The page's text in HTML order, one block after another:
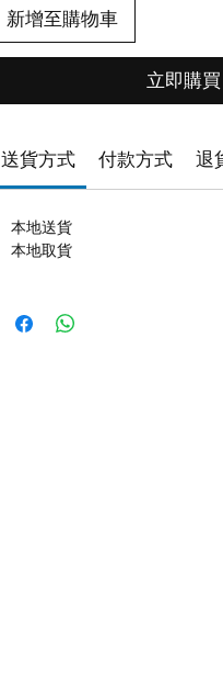
新增至購物車
立即購買
送貨方式 付款方式 退
本地送貨
本地取貨